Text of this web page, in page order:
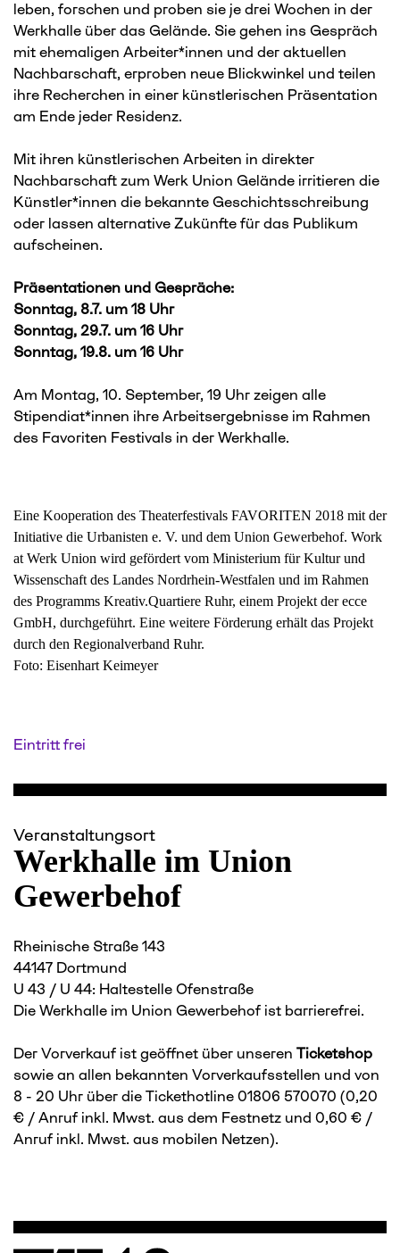
leben, forschen und proben sie je drei Wochen in der
Werkhalle über das Gelände. Sie gehen ins Gespräch
mit ehemaligen Arbeiter*innen und der aktuellen
Nachbarschaft, erproben neue Blickwinkel und teilen
ihre Recherchen in einer künstlerischen Präsentation
am Ende jeder Residenz.
Mit ihren künstlerischen Arbeiten in direkter
Nachbarschaft zum Werk Union Gelände irritieren die
Künstler*innen die bekannte Geschichtsschreibung
oder lassen alternative Zukünfte für das Publikum
aufscheinen.
Präsentationen und Gespräche:
Sonntag, 8.7. um 18 Uhr
Sonntag, 29.7. um 16 Uhr
Sonntag, 19.8. um 16 Uhr
Am Montag, 10. September, 19 Uhr zeigen alle
Stipendiat*innen ihre Arbeitsergebnisse im Rahmen
des Favoriten Festivals in der Werkhalle.
Eine Kooperation des Theaterfestivals FAVORITEN 2018 mit der
Initiative die Urbanisten e. V. und dem Union Gewerbehof. Work
at Werk Union wird gefördert vom Ministerium für Kultur und
Wissenschaft des Landes Nordrhein-Westfalen und im Rahmen
des Programms Kreativ.Quartiere Ruhr, einem Projekt der ecce
GmbH, durchgeführt. Eine weitere Förderung erhält das Projekt
durch den Regionalverband Ruhr.
Foto: Eisenhart Keimeyer
Eintritt frei
Veranstaltungsort
Werkhalle im Union
Gewerbehof
Rheinische Straße 143
44147 Dortmund
U 43 / U 44: Haltestelle Ofenstraße
Die Werkhalle im Union Gewerbehof ist barrierefrei.
Der Vorverkauf ist geöffnet über unseren Ticketshop
sowie an allen bekannten Vorverkaufsstellen und von
8 - 20 Uhr über die Tickethotline 01806 570070 (0,20
€ / Anruf inkl. Mwst. aus dem Festnetz und 0,60 € /
Anruf inkl. Mwst. aus mobilen Netzen).